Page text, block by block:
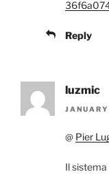
Reply
luzmic
@ Pier
Il